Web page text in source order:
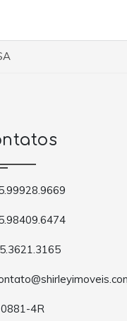
4R